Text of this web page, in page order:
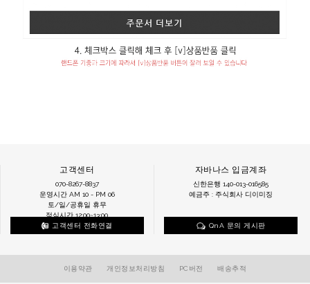
고객센터
070-8267-8837
운영시간 AM 10 - PM 06
토/일/공휴일 휴무
점심시간 12:00~13:00
고객센터 전화연결
자바나스 입금계좌
신한은행 140-013-016585
예금주 : 주식회사 디이미징
QnA 문의 게시판
이용약관 개인정보처리방침 PC버전 배송추적